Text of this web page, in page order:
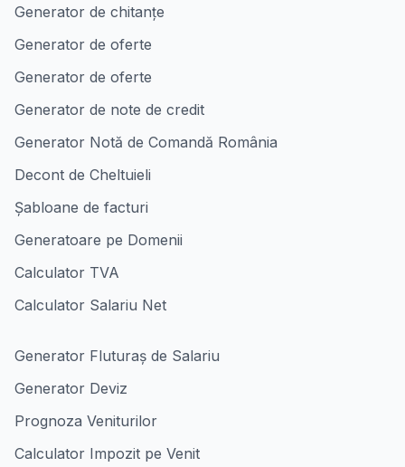
Generator de chitanțe
Generator de oferte
Generator de oferte
Generator de note de credit
Generator Notă de Comandă România
Decont de Cheltuieli
Șabloane de facturi
Generatoare pe Domenii
Calculator TVA
Calculator Salariu Net
Generator Fluturaș de Salariu
Generator Deviz
Prognoza Veniturilor
Calculator Impozit pe Venit